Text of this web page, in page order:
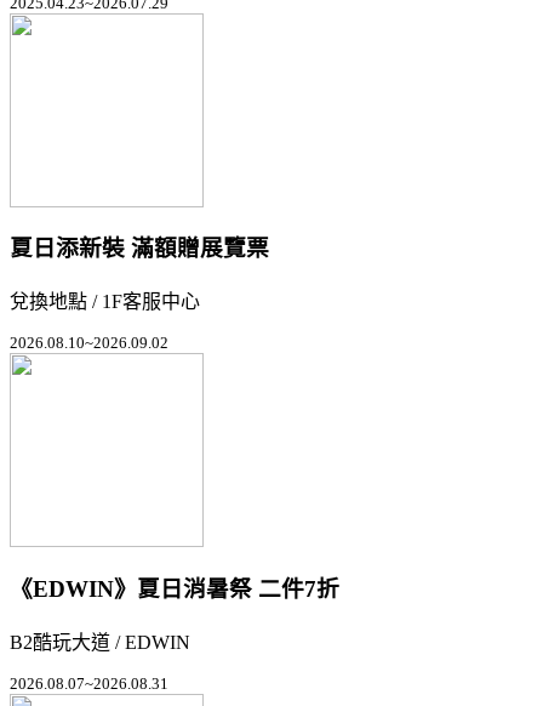
夏日添新裝 滿額贈展覽票
兌換地點 / 1F客服中心
2026.08.10~2026.09.02
《EDWIN》夏日消暑祭 二件7折
B2酷玩大道 / EDWIN
2026.08.07~2026.08.31